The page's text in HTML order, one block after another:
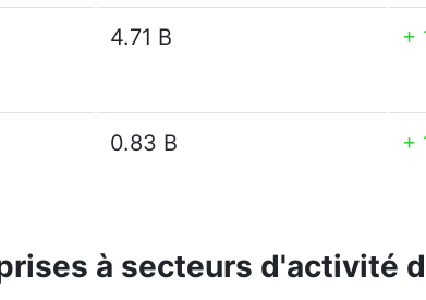
4.71 B +
0.83 B +
à secteurs d'activité